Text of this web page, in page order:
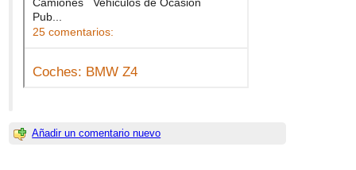
Añadir un comentario nuevo